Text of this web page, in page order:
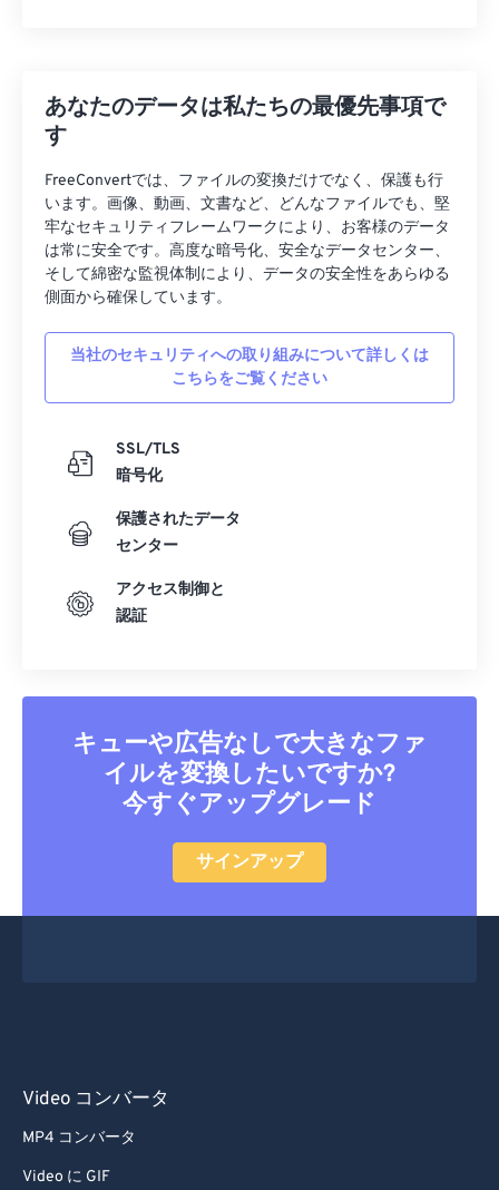
あなたのデータは私たちの最優先事項で
す
FreeConvertでは、ファイルの変換だけでなく、保護も行
います。画像、動画、文書など、どんなファイルでも、堅
牢なセキュリティフレームワークにより、お客様のデータ
は常に安全です。高度な暗号化、安全なデータセンター、
そして綿密な監視体制により、データの安全性をあらゆる
側面から確保しています。
当社のセキュリティへの取り組みについて詳しくは
こちらをご覧ください
SSL/TLS
暗号化
保護されたデータ
センター
アクセス制御と
認証
キューや広告なしで大きなファ
イルを変換したいですか?
今すぐアップグレード
サインアップ
Video コンバータ
MP4 コンバータ
Video に GIF